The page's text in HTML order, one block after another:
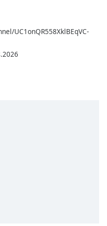
UC1onQR558XklBEqVC-